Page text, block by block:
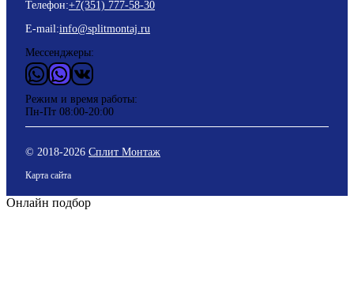
Телефон:+7(351) 777-58-30
E-mail:info@splitmontaj.ru
Мессенджеры:
WhatsApp
ViderВКонтакте
Режим и время работы:
Пн-Пт 08:00-20:00
© 2018-2026 Сплит Монтаж
Карта сайта
Онлайн подбор